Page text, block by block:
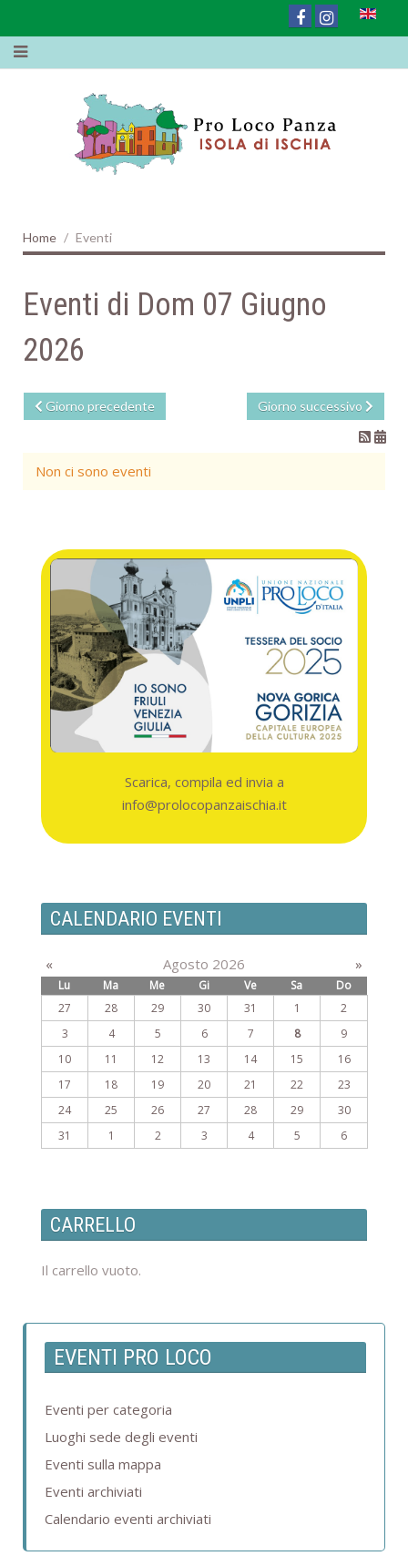
Home Eventi
Eventi di Dom 07 Giugno
2026
Giorno precedente Giorno successivo
Non ci sono eventi
Scarica, compila ed invia a
info@prolocopanzaischia.it
CALENDARIO EVENTI
« Agosto 2026 »
Lu Ma Me Gi Ve Sa
Do
27
28 29 30 31 1
2
3
4 5 6 7 8
9
10
11 12 13 14 15
16
17
18 19 20 21 22
23
24
25 26 27 28 29
30
31
1 2 3 4 5 6
CARRELLO
Il carrello vuoto.
EVENTI PRO LOCO
Eventi per categoria
Luoghi sede degli eventi
Eventi sulla mappa
Eventi archiviati
Calendario eventi archiviati